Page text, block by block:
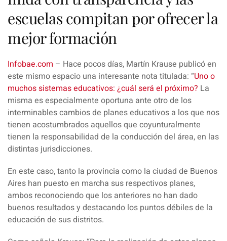
escuelas compitan por ofrecer la
mejor formación
Infobae.com – Hace pocos días, Martín Krause publicó en
este mismo espacio una interesante nota titulada: “Uno o
muchos sistemas educativos: ¿cuál será el próximo? La
misma es especialmente oportuna ante otro de los
interminablescambios de planes educativos a los que nos
tienen acostumbrados aquellos que coyunturalmente
tienen la responsabilidad de la conducción del área, en las
distintas jurisdicciones.
En este caso, tanto la provincia como la ciudad de Buenos
Aires han puesto en marcha sus respectivos planes,
ambos reconociendo que los anteriores no han dado
buenos resultados y destacando los puntos débiles de la
educación de sus distritos.